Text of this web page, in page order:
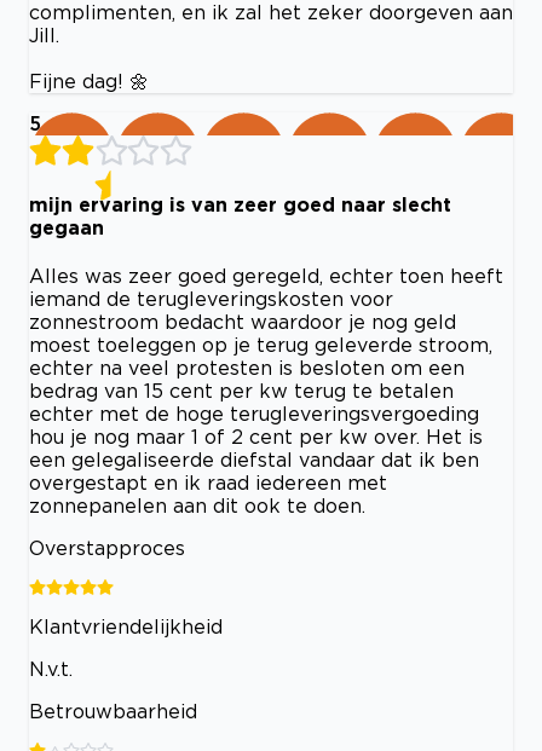
complimenten, en ik zal het zeker doorgeven aan
Jill.
Fijne dag! 🌼
5
mijn ervaring is van zeer goed naar slecht
gegaan
Alles was zeer goed geregeld, echter toen heeft
iemand de terugleveringskosten voor
zonnestroom bedacht waardoor je nog geld
moest toeleggen op je terug geleverde stroom,
echter na veel protesten is besloten om een
bedrag van 15 cent per kw terug te betalen
echter met de hoge terugleveringsvergoeding
hou je nog maar 1 of 2 cent per kw over. Het is
een gelegaliseerde diefstal vandaar dat ik ben
overgestapt en ik raad iedereen met
zonnepanelen aan dit ook te doen.
Overstapproces
Klantvriendelijkheid
N.v.t.
Betrouwbaarheid